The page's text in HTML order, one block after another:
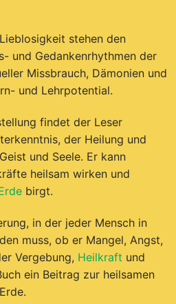
stehen den
und Gedankenrhythmen der
Missbrauch, Dämonien und
und Lehrpotential.
findet der Leser
der Heilung und
und Seele. Er kann
heilsam wirken und
birgt.
in der jeder Mensch in
muss, ob er Mangel, Angst,
Vergebung, Heilkraft und
ein Beitrag zur heilsamen